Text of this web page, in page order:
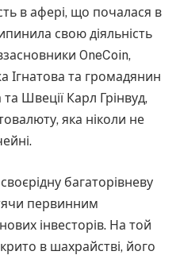
в афері, що почалася в
свою діяльність
OneCoin,
Ігнатова та громадянин
Швеції Карл Грінвуд,
яка ніколи не
багаторівневу
первинним
інвесторів. На той
в шахрайстві, його